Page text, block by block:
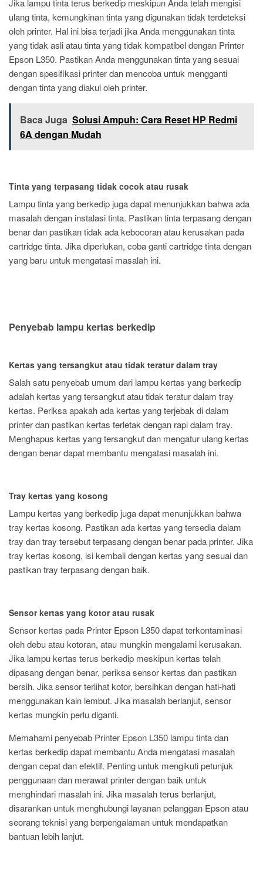
Jika lampu tinta terus berkedip meskipun Anda telah mengisi
ulang tinta, kemungkinan tinta yang digunakan tidak terdeteksi
oleh printer. Hal ini bisa terjadi jika Anda menggunakan tinta
yang tidak asli atau tinta yang tidak kompatibel dengan Printer
Epson L350. Pastikan Anda menggunakan tinta yang sesuai
dengan spesifikasi printer dan mencoba untuk mengganti
dengan tinta yang diakui oleh printer.
Baca Juga Solusi Ampuh: Cara Reset HP Redmi
6A dengan Mudah
Tinta yang terpasang tidak cocok atau rusak
Lampu tinta yang berkedip juga dapat menunjukkan bahwa ada
masalah dengan instalasi tinta. Pastikan tinta terpasang dengan
benar dan pastikan tidak ada kebocoran atau kerusakan pada
cartridge tinta. Jika diperlukan, coba ganti cartridge tinta dengan
yang baru untuk mengatasi masalah ini.
Penyebab lampu kertas berkedip
Kertas yang tersangkut atau tidak teratur dalam tray
Salah satu penyebab umum dari lampu kertas yang berkedip
adalah kertas yang tersangkut atau tidak teratur dalam tray
kertas. Periksa apakah ada kertas yang terjebak di dalam
printer dan pastikan kertas terletak dengan rapi dalam tray.
Menghapus kertas yang tersangkut dan mengatur ulang kertas
dengan benar dapat membantu mengatasi masalah ini.
Tray kertas yang kosong
Lampu kertas yang berkedip juga dapat menunjukkan bahwa
tray kertas kosong. Pastikan ada kertas yang tersedia dalam
tray dan tray tersebut terpasang dengan benar pada printer. Jika
tray kertas kosong, isi kembali dengan kertas yang sesuai dan
pastikan tray terpasang dengan baik.
Sensor kertas yang kotor atau rusak
Sensor kertas pada Printer Epson L350 dapat terkontaminasi
oleh debu atau kotoran, atau mungkin mengalami kerusakan.
Jika lampu kertas terus berkedip meskipun kertas telah
dipasang dengan benar, periksa sensor kertas dan pastikan
bersih. Jika sensor terlihat kotor, bersihkan dengan hati-hati
menggunakan kain lembut. Jika masalah berlanjut, sensor
kertas mungkin perlu diganti.
Memahami penyebab Printer Epson L350 lampu tinta dan
kertas berkedip dapat membantu Anda mengatasi masalah
dengan cepat dan efektif. Penting untuk mengikuti petunjuk
penggunaan dan merawat printer dengan baik untuk
menghindari masalah ini. Jika masalah terus berlanjut,
disarankan untuk menghubungi layanan pelanggan Epson atau
seorang teknisi yang berpengalaman untuk mendapatkan
bantuan lebih lanjut.